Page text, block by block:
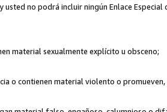
usted no podrá incluir ningún Enlace
material sexualmente explícito u obsceno;
o contienen material violento o